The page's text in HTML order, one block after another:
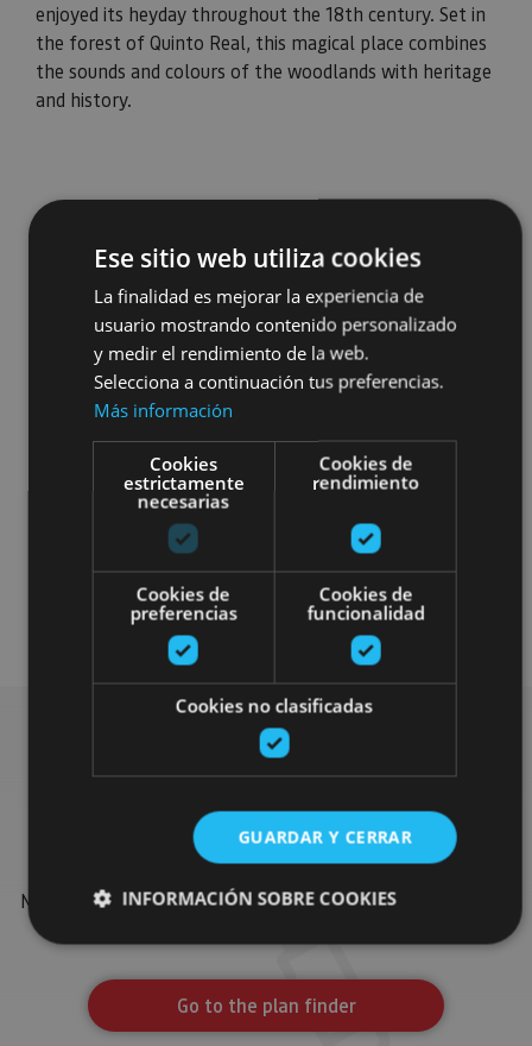
enjoyed its heyday throughout the 18th century. Set in
the forest of Quinto Real, this magical place combines
the sounds and colours of the woodlands with heritage
and history.
Arquitectura civil Visitas guiadas
Find more plans
Find more plans and suggestions to round off your trip in
Navarre: organised activities, tours and the most important
Go to the plan finder
Ese sitio web utiliza cookies
La finalidad es mejorar la experiencia de
usuario mostrando contenido personalizado
y medir el rendimiento de la web.
Selecciona a continuación tus preferencias.
Más información
Cookies
estrictamente
necesarias
Cookies de
rendimiento
Cookies de
preferencias
Cookies de
funcionalidad
Cookies no clasificadas
GUARDAR Y CERRAR
INFORMACIÓN SOBRE COOKIES